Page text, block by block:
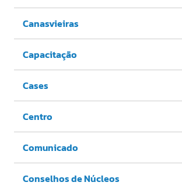
Canasvieiras
Capacitação
Cases
Centro
Comunicado
Conselhos de Núcleos